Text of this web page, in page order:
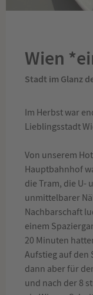
Wien
Stadt im Glanz
Im Herbst war
Lieblingsstadt
Von unserem
Hauptbahnhof
die Tram, die U-
unmittelbarer
Nachbarschaft
einem
20 Minuten
Aufstieg auf den
dann aber für
und nach der 8